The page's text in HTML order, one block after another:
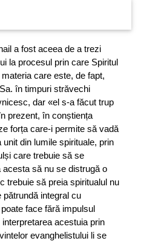
a fost aceea de a trezi
la procesul prin care Spiritul
care este, de fapt,
în timpuri străvechi
dar «el s-a făcut trup
prezent, în conștiența
forța care-i permite să vadă
din lumile spirituale, prin
care trebuie să se
să nu se distrugă o
trebuie să preia spiritualul nu
integral cu
face fără impulsul
acestuia prin
evanghelistului li se